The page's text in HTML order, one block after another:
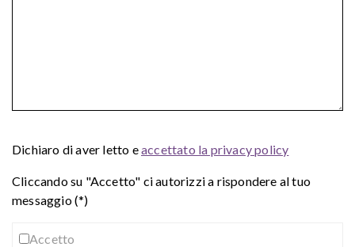
Dichiaro di aver letto eaccettato la privacy policy
Cliccando su "Accetto" ci autorizzi a rispondere al tuo
messaggio (*)
Accetto